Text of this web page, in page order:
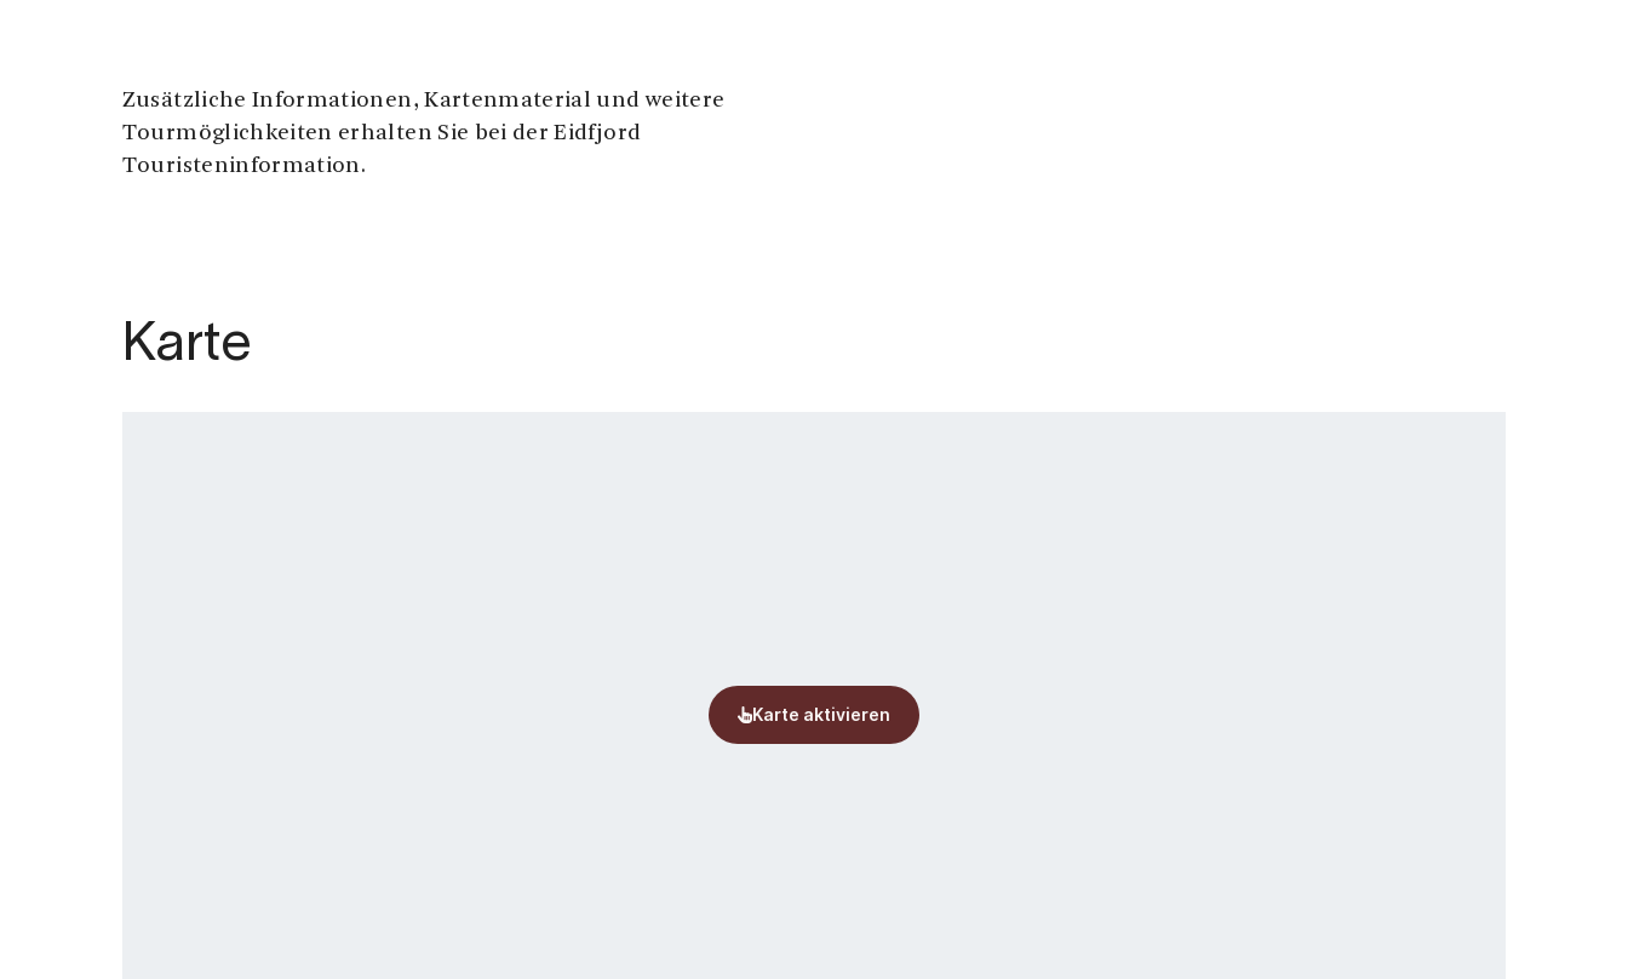
Zusätzliche Informationen, Kartenmaterial und weitere
Tourmöglichkeiten erhalten Sie bei der Eidfjord
Touristeninformation.
Karte